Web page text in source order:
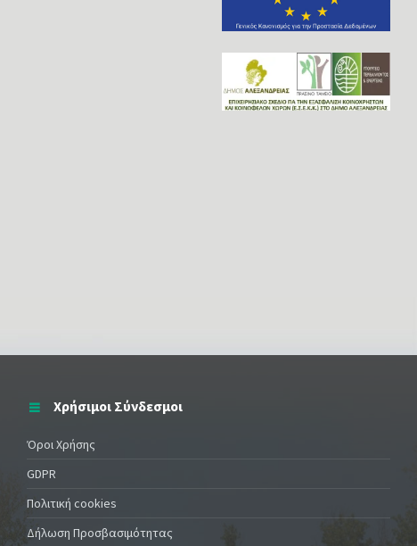
Χρήσιμοι Σύνδεσμοι
Όροι Χρήσης
GDPR
Πολιτική cookies
Δήλωση Προσβασιμότητας